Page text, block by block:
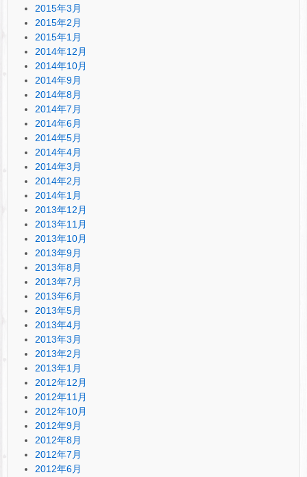
2015年3月
2015年2月
2015年1月
2014年12月
2014年10月
2014年9月
2014年8月
2014年7月
2014年6月
2014年5月
2014年4月
2014年3月
2014年2月
2014年1月
2013年12月
2013年11月
2013年10月
2013年9月
2013年8月
2013年7月
2013年6月
2013年5月
2013年4月
2013年3月
2013年2月
2013年1月
2012年12月
2012年11月
2012年10月
2012年9月
2012年8月
2012年7月
2012年6月